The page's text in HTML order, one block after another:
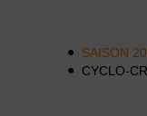
SAISON
CYCLO-